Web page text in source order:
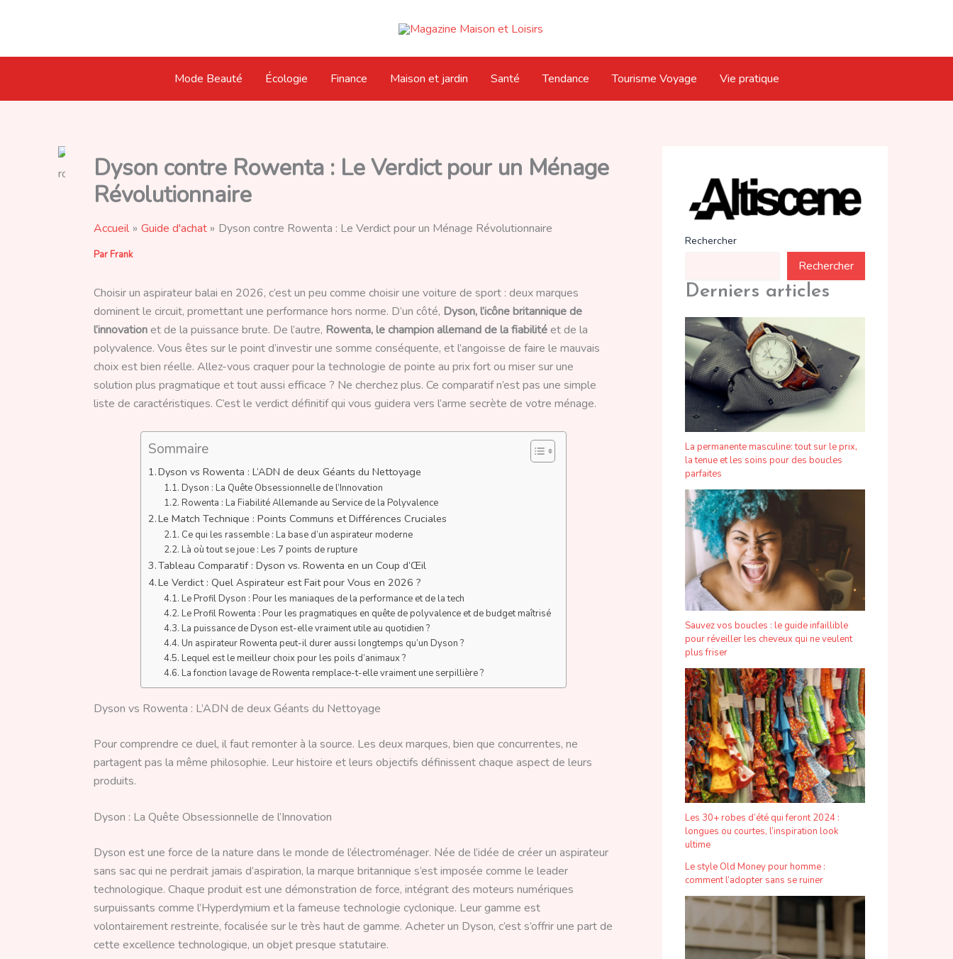
Mode Beauté Écologie Finance Maison et jardin Santé Tendance Tourisme Voyage Vie pratique
Dyson contre Rowenta : Le Verdict pour un Ménage
Révolutionnaire
Accueil Guide d'achat Dyson contre Rowenta : Le Verdict pour un Ménage Révolutionnaire
Par Frank
Choisir un aspirateur balai en 2026, c’est un peu comme choisir une voiture de sport : deux marques
dominent le circuit, promettant une performance hors norme. D’un côté, Dyson, l’icône britannique de
l’innovationet de la puissance brute. De l’autre, Rowenta, le champion allemand de la fiabilitéet de la
polyvalence. Vous êtes sur le point d’investir une somme conséquente, et l’angoisse de faire le mauvais
choix est bien réelle. Allez-vous craquer pour la technologie de pointe au prix fort ou miser sur une
solution plus pragmatique et tout aussi efficace ? Ne cherchez plus. Ce comparatif n’est pas une simple
liste de caractéristiques. C’est le verdict définitif qui vous guidera vers l’arme secrète de votre ménage.
Sommaire
Dyson vs Rowenta : L’ADN de deux Géants du Nettoyage
Dyson : La Quête Obsessionnelle de l’Innovation
Rowenta : La Fiabilité Allemande au Service de la Polyvalence
Le Match Technique : Points Communs et Différences Cruciales
Ce qui les rassemble : La base d’un aspirateur moderne
Là où tout se joue : Les 7 points de rupture
Tableau Comparatif : Dyson vs. Rowenta en un Coup d’Œil
Le Verdict : Quel Aspirateur est Fait pour Vous en 2026 ?
Le Profil Dyson : Pour les maniaques de la performance et de la tech
Le Profil Rowenta : Pour les pragmatiques en quête de polyvalence et de budget maîtrisé
La puissance de Dyson est-elle vraiment utile au quotidien ?
Un aspirateur Rowenta peut-il durer aussi longtemps qu’un Dyson ?
Lequel est le meilleur choix pour les poils d’animaux ?
La fonction lavage de Rowenta remplace-t-elle vraiment une serpillière ?
Dyson vs Rowenta : L’ADN de deux Géants du Nettoyage
Pour comprendre ce duel, il faut remonter à la source. Les deux marques, bien que concurrentes, ne
partagent pas la même philosophie. Leur histoire et leurs objectifs définissent chaque aspect de leurs
produits.
Dyson : La Quête Obsessionnelle de l’Innovation
Dyson est une force de la nature dans le monde de l’électroménager. Née de l’idée de créer un aspirateur
sans sac qui ne perdrait jamais d’aspiration, la marque britannique s’est imposée comme le leader
technologique. Chaque produit est une démonstration de force, intégrant des moteurs numériques
surpuissants comme l’Hyperdymium et la fameuse technologie cyclonique. Leur gamme est
volontairement restreinte, focalisée sur le très haut de gamme. Acheter un Dyson, c’est s’offrir une part de
cette excellence technologique, un objet presque statutaire.
Rechercher
Rechercher
Derniers articles
La permanente masculine: tout sur le prix,
la tenue et les soins pour des boucles
parfaites
Sauvez vos boucles : le guide infaillible
pour réveiller les cheveux qui ne veulent
plus friser
Les 30+ robes d’été qui feront 2024 :
longues ou courtes, l’inspiration look
ultime
Le style Old Money pour homme :
comment l’adopter sans se ruiner